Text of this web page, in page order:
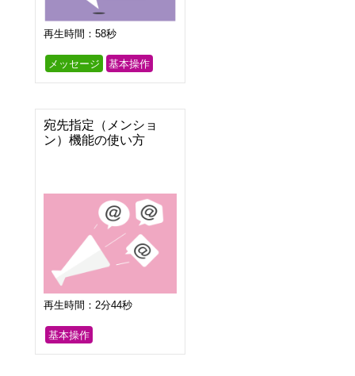
再生時間：58秒
メッセージ 基本操作
宛先指定（メンショ
ン）機能の使い方
再生時間：2分44秒
基本操作